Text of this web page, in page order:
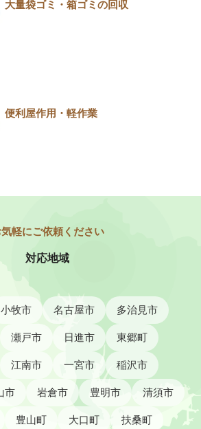
大量袋ゴミ・箱ゴミの回収
便利屋作用・軽作業
対応地域
小牧市 名古屋市 多治見市
瀬戸市 日進市 東郷町
江南市 一宮市 稲沢市
市 岩倉市 豊明市 清須市
豊山町 大口町 扶桑町